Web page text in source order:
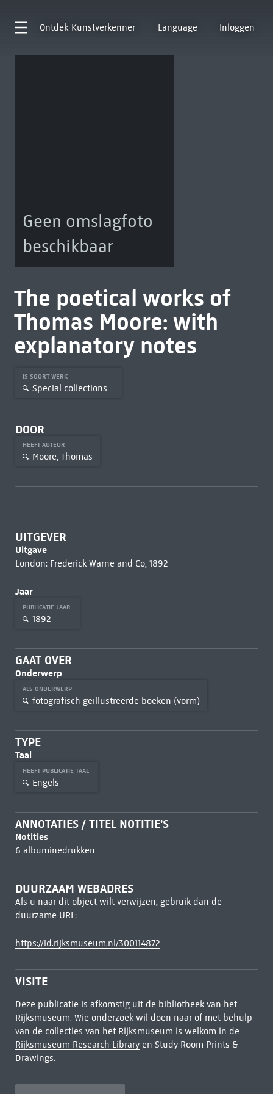
Ontdek Kunstverkenner Language Inloggen
Geen omslagfoto
beschikbaar
The poetical works of
Thomas Moore: with
explanatory notes
IS SOORT WERK
Special collections
DOOR
HEEFT AUTEUR
Moore, Thomas
UITGEVER
Uitgave
London: Frederick Warne and Co, 1892
Jaar
PUBLICATIE JAAR
1892
GAAT OVER
Onderwerp
ALS ONDERWERP
fotografisch geïllustreerde boeken (vorm)
TYPE
Taal
HEEFT PUBLICATIE TAAL
Engels
ANNOTATIES / TITEL NOTITIE'S
Notities
6 albuminedrukken
DUURZAAM WEBADRES
Als u naar dit object wilt verwijzen, gebruik dan de
duurzame URL:
https://id.rijksmuseum.nl/300114872
VISITE
Deze publicatie is afkomstig uit de bibliotheek van het
Rijksmuseum. Wie onderzoek wil doen naar of met behulp
van de collecties van het Rijksmuseum is welkom in de
Rijksmuseum Research Libraryen Study Room Prints &
Drawings.